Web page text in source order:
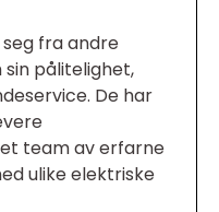
fra andre
pålitelighet,
De har
team av erfarne
ulike elektriske